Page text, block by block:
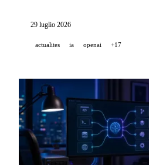
source per mettere in sicurezza
servizio.
29 luglio 2026
actualites ia openai +17